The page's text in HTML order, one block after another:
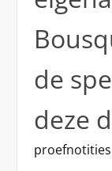
de
deze
proefnotities